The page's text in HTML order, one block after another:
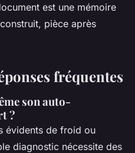
est une mémoire
pièce après
fréquentes
son auto-
?
évidents de froid ou
diagnostic nécessite des